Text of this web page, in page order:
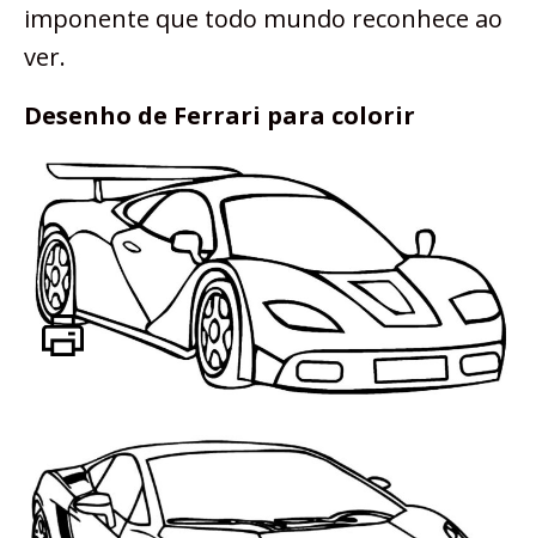
imponente que todo mundo reconhece ao
ver.
Desenho de Ferrari para colorir